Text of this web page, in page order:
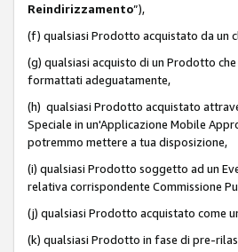
Reindirizzamento”),
(f) qualsiasi Prodotto acquistato da un
(g) qualsiasi acquisto di un Prodotto
formattati adeguatamente,
(h) qualsiasi Prodotto acquistato
Speciale in un'Applicazione Mobile
potremmo mettere a tua disposizione,
(i) qualsiasi Prodotto soggetto ad un
relativa corrispondente Commissione
(j) qualsiasi Prodotto acquistato come
(k) qualsiasi Prodotto in fase di pre-